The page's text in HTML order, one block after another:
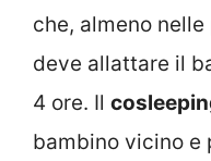
che, almeno
deve allattare il
4 ore. Il
bambino vicino e